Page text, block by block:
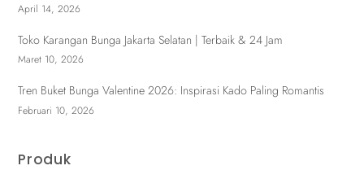
April 14, 2026
Toko Karangan Bunga Jakarta Selatan | Terbaik & 24 Jam
Maret 10, 2026
Tren Buket Bunga Valentine 2026: Inspirasi Kado Paling Romantis
Februari 10, 2026
Produk